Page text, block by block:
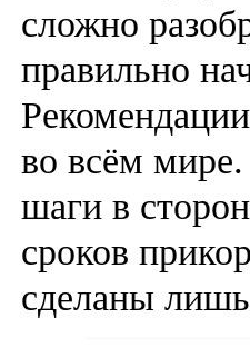
сложно
правильно
во всём
шаги в
сроков
сделаны